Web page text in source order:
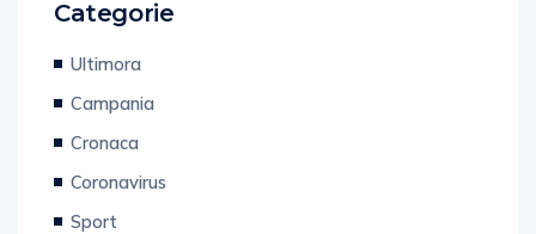
Categorie
Ultimora
Campania
Cronaca
Coronavirus
Sport